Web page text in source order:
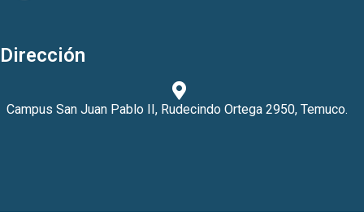
Dirección
Campus San Juan Pablo II, Rudecindo Ortega 2950, Temuco.